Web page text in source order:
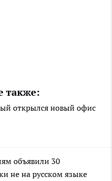
также:
открылся новый офис
объявили 30
не на русском языке